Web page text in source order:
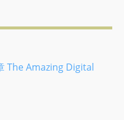
The Amazing Digital